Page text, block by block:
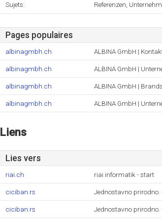
Sujets: Referenzen,
Pages populaires
albinagmbh.ch ALBINA GmbH |
albinagmbh.ch ALBINA GmbH |
albinagmbh.ch ALBINA GmbH |
albinagmbh.ch ALBINA GmbH |
Liens
Lies vers
riai.ch riai informatik - start
ciciban.rs Jednostavno prirodno.
ciciban.rs Jednostavno prirodno.